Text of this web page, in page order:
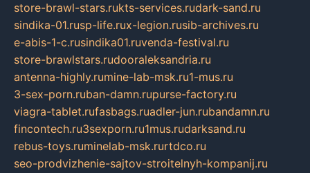
store-brawl-stars.rukts-services.rudark-sand.ru
sindika-01.rusp-life.rux-legion.rusib-archives.ru
e-abis-1-c.rusindika01.ruvenda-festival.ru
store-brawlstars.rudooraleksandria.ru
antenna-highly.rumine-lab-msk.ru1-mus.ru
3-sex-porn.ruban-damn.rupurse-factory.ru
viagra-tablet.rufasbags.ruadler-jun.rubandamn.ru
fincontech.ru3sexporn.ru1mus.rudarksand.ru
rebus-toys.ruminelab-msk.rurtdco.ru
seo-prodvizhenie-sajtov-stroitelnyh-kompanij.ru